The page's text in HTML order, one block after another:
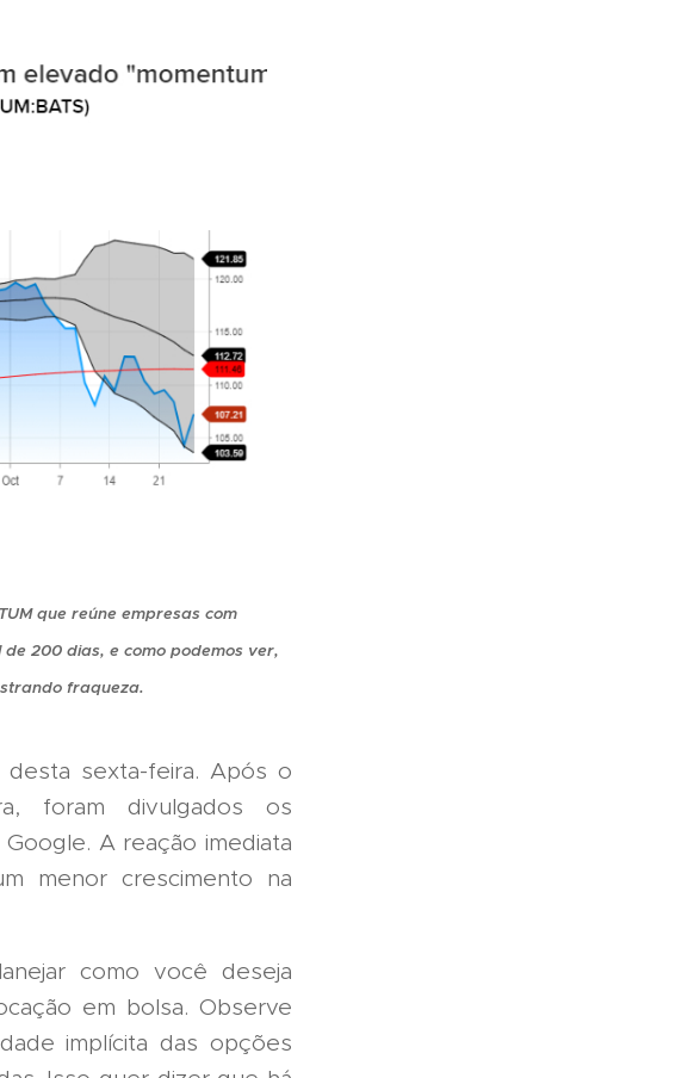
que reúne empresas com
200 dias, e como podemos ver,
fraqueza.
sexta-feira. Após o
foram divulgados os
A reação imediata
menor crescimento na
como você deseja
em bolsa. Observe
implícita das opções